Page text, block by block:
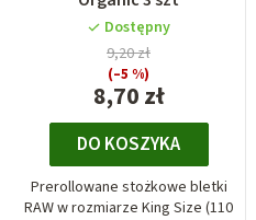
Dostępny
8,70 zł
9,20 zł
(–5 %)
DO KOSZYKA
Prerollowane stożkowe bletki
RAW w rozmiarze King Size (110